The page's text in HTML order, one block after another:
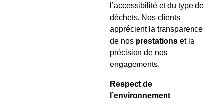
l’accessibilité et du type de
déchets. Nos clients
apprécient la transparence
de nos prestations et la
précision de nos
engagements.
Respect de
l’environnement